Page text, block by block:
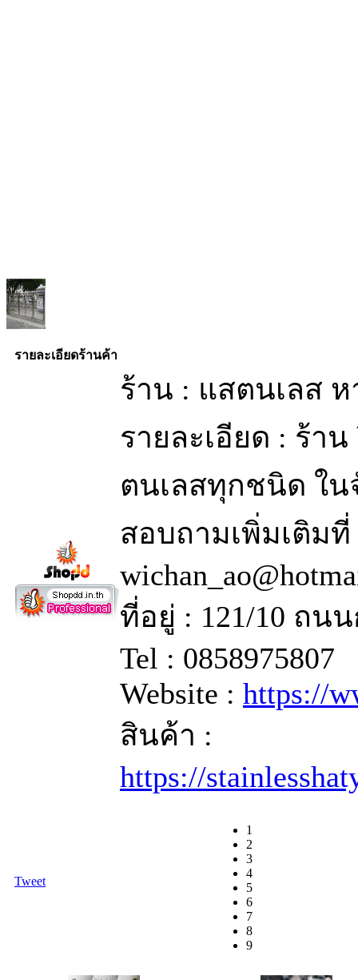
รายละเอียดร้านค้า
ร้าน : แสตนเลส
รายละเอียด : ร้า
ตนเลสทุกชนิด ใน
สอบถามเพิ่มเติมที่
ที่อยู่ : 121/10 ถน
Tel : 0858975807
Website : https://
สินค้า :
https://
Tweet
1
2
3
4
5
6
7
8
9